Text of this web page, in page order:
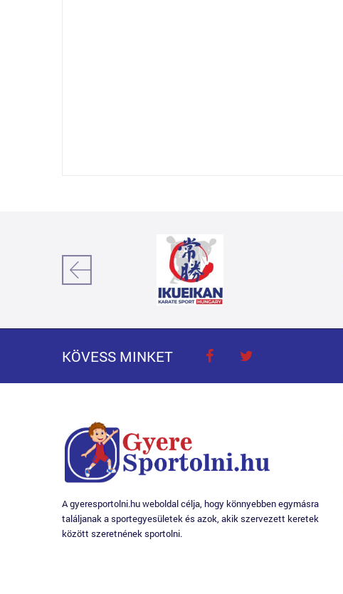
KÖVESS MINKET
A gyeresportolni.hu weboldal célja, hogy könnyebben egymásra
találjanak a sportegyesületek és azok, akik szervezett keretek
között szeretnének sportolni.